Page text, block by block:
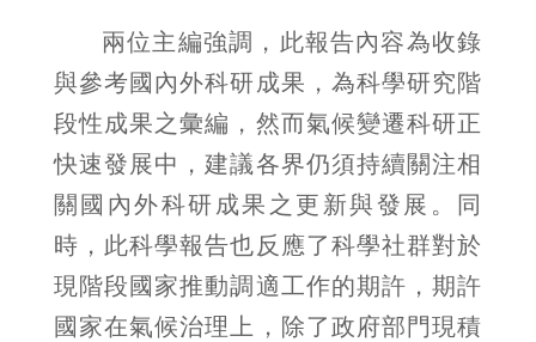
兩位主編強調，此報告內容為收錄
與參考國內外科研成果，為科學研究階
段性成果之彙編，然而氣候變遷科研正
快速發展中，建議各界仍須持續關注相
關國內外科研成果之更新與發展。同
時，此科學報告也反應了科學社群對於
現階段國家推動調適工作的期許，期許
國家在氣候治理上，除了政府部門現積